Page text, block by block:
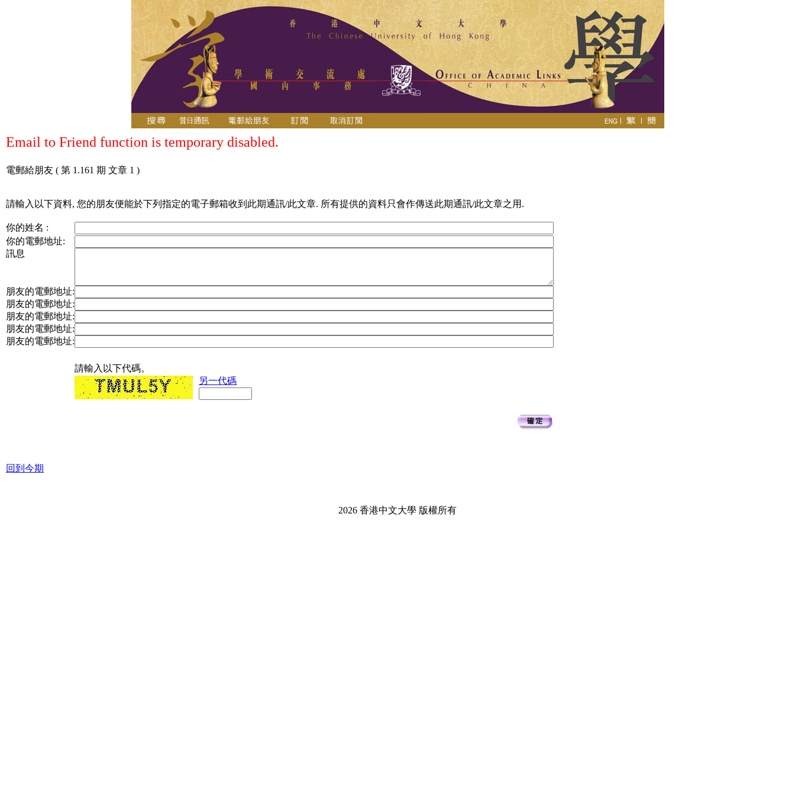
Email to Friend function is temporary disabled.
電郵給朋友 ( 第 1.161 期 文章 1 )
請輸入以下資料, 您的朋友便能於下列指定的電子郵箱收到此期通訊/此文章. 所有提供的資料只會作傳送此期通訊/此文章之用.
你的姓名 :
你的電郵地址:
訊息
朋友的電郵地址:
朋友的電郵地址:
朋友的電郵地址:
朋友的電郵地址:
朋友的電郵地址:
請輸入以下代碼。
另一代碼
回到今期
2026 香港中文大學 版權所有